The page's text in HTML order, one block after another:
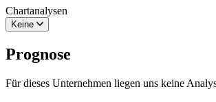
Chartanalysen
Keine
Prognose
Für dieses Unternehmen liegen uns keine